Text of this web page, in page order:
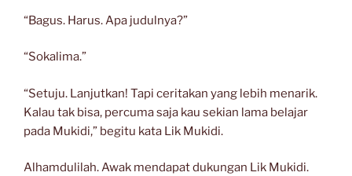
“Bagus. Harus. Apa judulnya?”
“Sokalima.”
“Setuju. Lanjutkan! Tapi ceritakan yang lebih menarik.
Kalau tak bisa, percuma saja kau sekian lama belajar
pada Mukidi,” begitu kata Lik Mukidi.
Alhamdulilah. Awak mendapat dukungan Lik Mukidi.